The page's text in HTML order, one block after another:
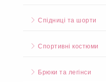
Спідниці та шорти
Спортивні костюми
Брюки та легінси